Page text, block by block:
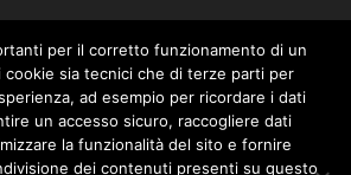
per il corretto funzionamento di un
cookie sia tecnici che di terze parti per
ad esempio per ricordare i dati
un accesso sicuro, raccogliere dati
la funzionalità del sito e fornire
dei contenuti presenti su questo